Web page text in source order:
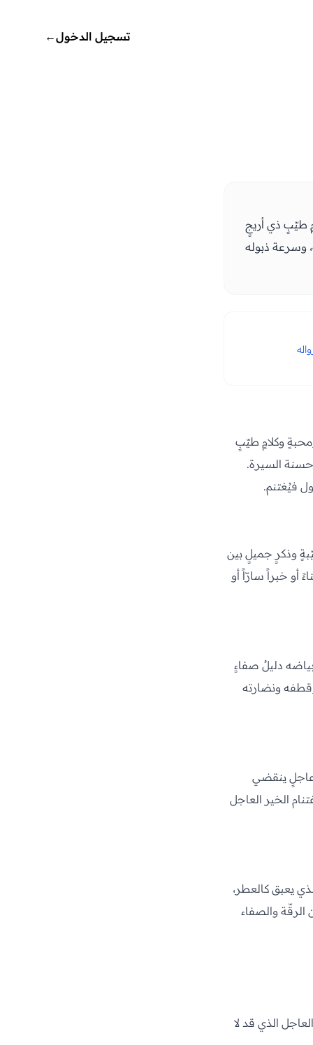
تسجيل الدخول←
طيّبٍ ذي أريجٍ
وسرعة ذبوله
وكلامٍ طيّبٍ
السيرة.
فيُغتنم.
وذكرٍ جميلٍ بين
أو خبراً سارّاً أو
دليلُ صفاءٍ
ونضارته
عاجلٍ ينقضي
الخير العاجل
يعبق كالعطر،
الرقّة والصفاء
الذي قد لا